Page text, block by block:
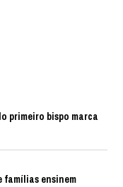
primeiro bispo marca
famílias ensinem